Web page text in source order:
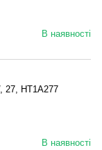
В наявності
27, HT1A277
В наявності